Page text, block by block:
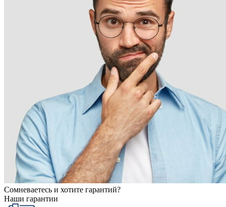
Сомневаетесь и хотите гарантий?
Наши гарантии